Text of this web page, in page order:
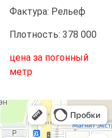
Фактура: Рельеф
Плотность: 378 000
цена за погонный
метр